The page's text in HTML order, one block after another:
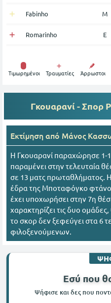
Fabinho Μ
Romarinho Ε
Tιμωρημένοι Τραυματίες Άρρωστοι
Γκουαρανί - Σπορ
Εκτίμηση από Mάνος
Η Γκουαρανί παραχώρησε 1-
παραμένει στην τελευταία
σε 13 ματς πρωταθλήματος.
έδρα της Μποταφόγκο
έχει υποχωρήσει στην 7η
χαρακτηρίζει τις δυο
το σκορ δεν ξεφεύγει στα 6
φιλοξενούμενων.
Εσύ που
Ψήφισε και δες που